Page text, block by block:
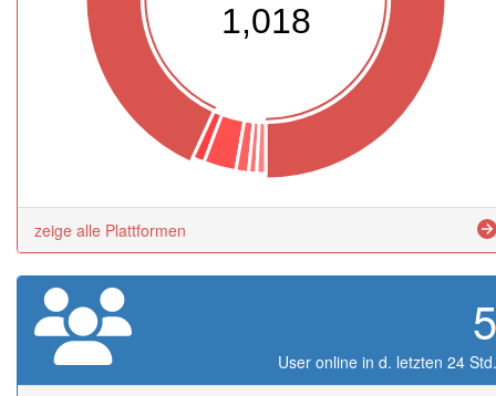
1,018
zeige alle Plattformen
5
User online in d. letzten 24 Std.